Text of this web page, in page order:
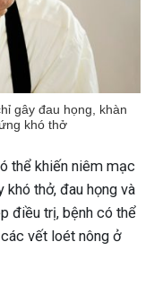
gây đau họng, khàn
khó thở
thể khiến niêm mạc
khó thở, đau họng và
điều trị, bệnh có thể
vết loét nông ở